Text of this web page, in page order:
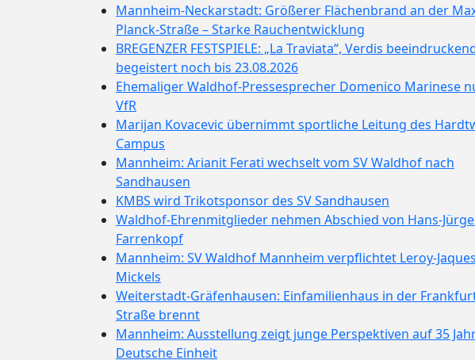
Mannheim-Neckarstadt: Größerer Flächenbrand an der
Planck-Straße – Starke Rauchentwicklung
BREGENZER FESTSPIELE: „La Traviata“, Verdis
begeistert noch bis 23.08.2026
Ehemaliger Waldhof-Pressesprecher Domenico Marinese
VfR
Marijan Kovacevic übernimmt sportliche Leitung des
Campus
Mannheim: Arianit Ferati wechselt vom SV Waldhof nach
Sandhausen
KMBS wird Trikotsponsor des SV Sandhausen
Waldhof-Ehrenmitglieder nehmen Abschied von Hans-
Farrenkopf
Mannheim: SV Waldhof Mannheim verpflichtet Leroy-Jaques
Mickels
Weiterstadt-Gräfenhausen: Einfamilienhaus in der
Straße brennt
Mannheim: Ausstellung zeigt junge Perspektiven auf 35
Deutsche Einheit